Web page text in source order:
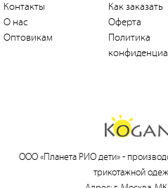
Контакты
О нас
Оптовикам
Как заказать
Оферта
Политика
ООО «Планета РИО дети» -
трикотажной